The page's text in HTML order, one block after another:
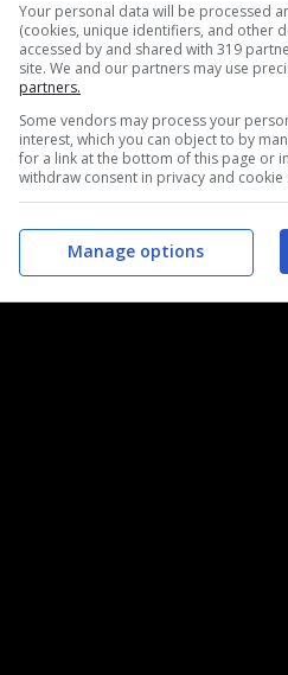
Your personal data will be processed
(cookies, unique identifiers, and other
accessed by and shared with 319
site. We and our partners may use
partners.
Some vendors may process your
interest, which you can object to by
for a link at the bottom of this page or
withdraw consent in privacy and cookie
Manage options